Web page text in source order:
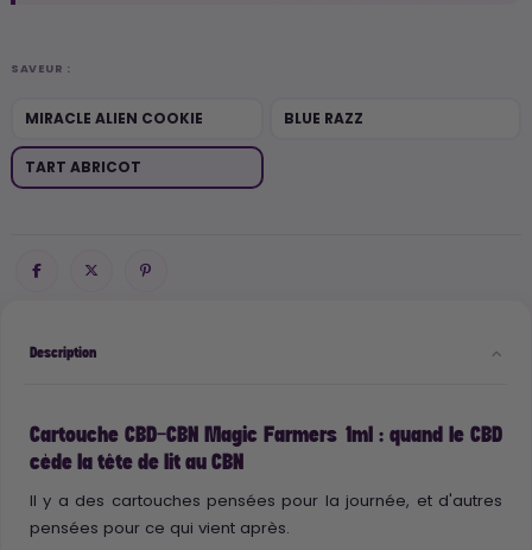
SAVEUR :
MIRACLE ALIEN COOKIE BLUE RAZZ
TART ABRICOT
Description
Cartouche CBD-CBN Magic Farmers 1ml : quand le CBD
cède la tête de lit au CBN
Il y a des cartouches pensées pour la journée, et d'autres
pensées pour ce qui vient après.